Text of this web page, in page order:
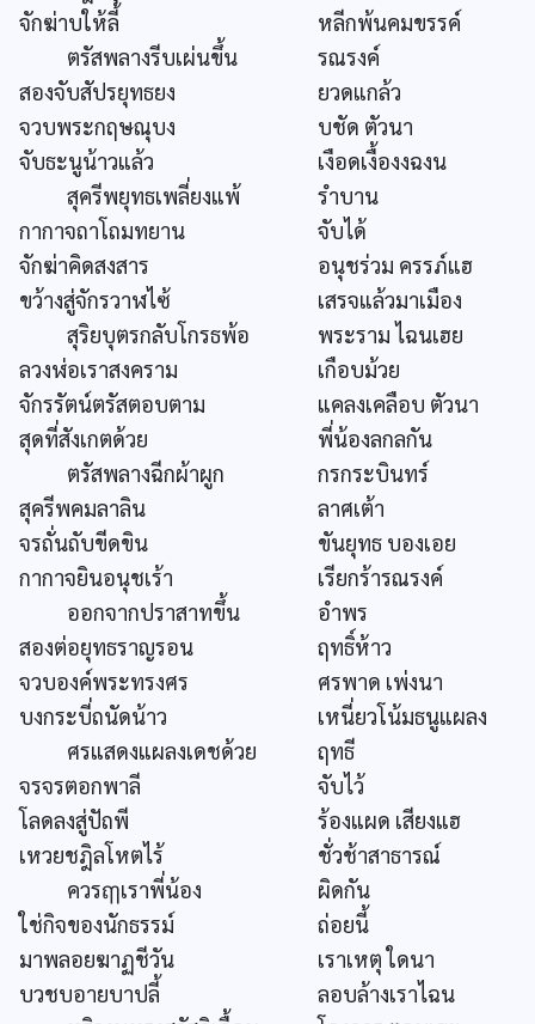
จักฆ่าบให้ลี้
หลีกพ้นคมขรรค์
ตรัสพลางรีบเผ่นขึ้น
รณรงค์
สองจับสัปรยุทธยง
ยวดแกล้ว
จวบพระกฤษณุบง
บชัด ตัวนา
จับธะนูน้าวแล้ว
เงือดเงื้องงฉงน
สุครีพยุทธเพลี่ยงแพ้
รำบาน
กากาจถาโถมทยาน
จับได้
จักฆ่าคิดสงสาร
อนุชร่วม ครรภ์แฮ
ขว้างสู่จักรวาฬไซ้
เสรจแล้วมาเมือง
สุริยบุตรกลับโกรธพ้อ
พระราม ไฉนเฮย
ลวงฬ่อเราสงคราม
เกือบม้วย
จักรรัตน์ตรัสตอบตาม
แคลงเคลือบ ตัวนา
สุดที่สังเกตด้วย
พี่น้องลกลกัน
ตรัสพลางฉีกผ้าผูก
กรกระบินทร์
สุครีพคมลาลิน
ลาศเต้า
จรถั่นถับขีดขิน
ขันยุทธ บองเอย
กากาจยินอนุชเร้า
เรียกร้ารณรงค์
ออกจากปราสาทขึ้น
อำพร
สองต่อยุทธราญรอน
ฤทธิ์ห้าว
จวบองค์พระทรงศร
ศรพาด เพ่งนา
บงกระบี่ถนัดน้าว
เหนี่ยวโน้มธนูแผลง
ศรแสดงแผลงเดชด้วย
ฤทธี
จรจรตอกพาลี
จับไว้
โลดลงสู่ปัถพี
ร้องแผด เสียงแฮ
เหวยชฎิลโหตไร้
ชั่วช้าสาธารณ์
ควรฤๅเราพี่น้อง
ผิดกัน
ใช่กิจของนักธรรม์
ถ่อยนี้
มาพลอยฆาฏชีวัน
เราเหตุ ใดนา
บวชบอายบาปลี้
ลอบล้างเราไฉน